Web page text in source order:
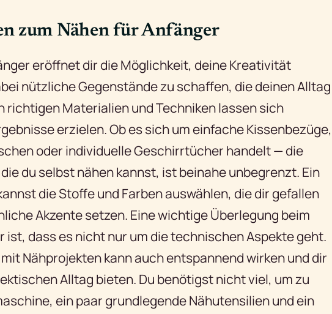
zum Nähen für Anfänger
eröffnet dir die Möglichkeit, deine Kreativität
nützliche Gegenstände zu schaffen, die deinen Alltag
richtigen Materialien und Techniken lassen sich
erzielen. Ob es sich um einfache Kissenbezüge,
oder individuelle Geschirrtücher handelt — die
du selbst nähen kannst, ist beinahe unbegrenzt. Ein
die Stoffe und Farben auswählen, die dir gefallen
Akzente setzen. Eine wichtige Überlegung beim
ist, dass es nicht nur um die technischen Aspekte geht.
Nähprojekten kann auch entspannend wirken und dir
Alltag bieten. Du benötigst nicht viel, um zu
ein paar grundlegende Nähutensilien und ein